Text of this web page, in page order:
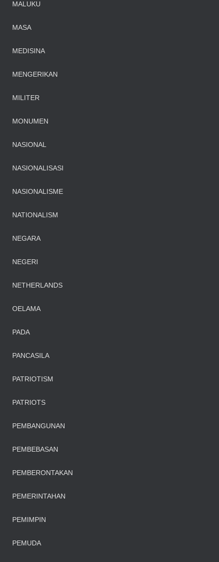
MALUKU
MASA
MEDISINA
MENGERIKAN
MILITER
MONUMEN
NASIONAL
NASIONALISASI
NASIONALISME
NATIONALISM
NEGARA
NEGERI
NETHERLANDS
OELAMA
PADA
PANCASILA
PATRIOTISM
PATRIOTS
PEMBANGUNAN
PEMBEBASAN
PEMBERONTAKAN
PEMERINTAHAN
PEMIMPIN
PEMUDA